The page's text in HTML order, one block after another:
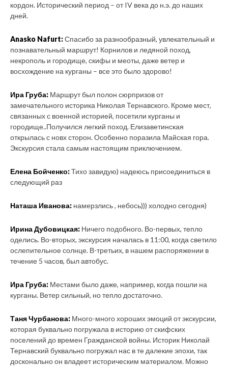
кордон. Исторический период – от IV века до н.э. до наших
дней.
Anasko Nafurt:Спасибо за разнообразный, увлекательный и
познавательный маршрут! Корнилов и ледяной поход,
некрополь и городище, скифы и меоты, даже ветер и
восхождение на курганы – все это было здорово!
Ира Груба:Маршрут был полон сюрпризов от
замечательного историка Николая Тернавского. Кроме мест,
связанных с военной историей, посетили курганы и
городище..Получился легкий поход. Елизаветинская
открылась с новх сторон. Особенно поразила Майская гора.
Экскурсия стала самым настоящим приключением.
Елена Бойченко:Тихо завидую) надеюсь присоединиться в
следующий раз
Наташа Иванова:намерзлись , небось))) холодно сегодня)
Ирина Дубовицкая:Ничего подобного. Во-первых, тепло
оделись. Во-вторых, экскурсия началась в 11:00, когда светило
ослепительное солнце. В-третьих, в нашем распоряжении в
течение 5 часов, был автобус.
Ира Груба:Местами было даже, например, когда пошли на
курганы. Ветер сильный, но тепло достаточно.
Таня Чурбанова:Много-много хороших эмоций от экскурсии,
которая буквально погружала в историю от скифских
поселений до времен Гражданской войны. Историк Николай
Тернавский буквально погружал нас в те далекие эпохи, так
досконально он владеет историческим материалом. Можно